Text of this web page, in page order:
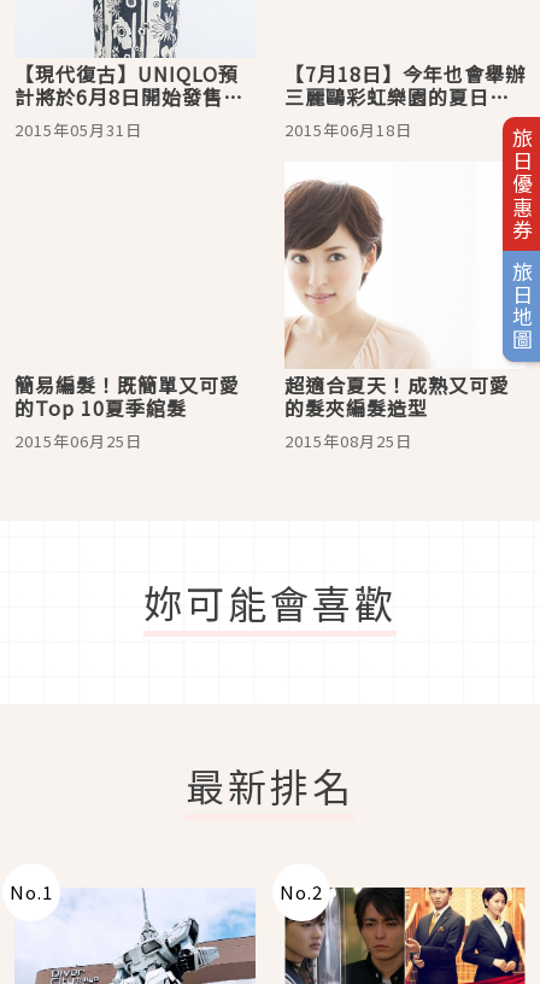
旅日優惠券
旅日地圖
【現代復古】UNIQLO預
計將於6月8日開始發售
「以中原淳一、竹久夢二
的作品為靈感的浴衣」共8
2015年05月31日
【7月18日】今年也會舉辦
三麗鷗彩虹樂園的夏日祭
典♪ 眾所期待的新成員
「KIRIMI醬」＆「蛋黃
登場囉！
2015年06月18日
簡易編髮！既簡單又可愛
的Top 10夏季綰髮
2015年06月25日
超適合夏天！成熟又可愛
的髮夾編髮造型
2015年08月25日
妳可能會喜歡
最新排名
No.1 No.2